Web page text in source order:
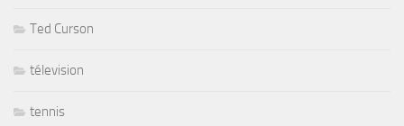
Ted Curson
télevision
tennis